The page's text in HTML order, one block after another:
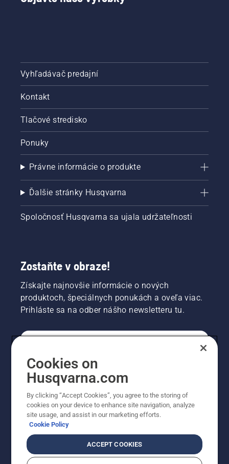
Vyhľadávač predajní
Kontakt
Tlačové stredisko
Ponuky
Právne informácie o produkte
Ďalšie stránky Husqvarna
Spoločnosť Husqvarna sa ujala udržateľnosti
Zostaňte v obraze!
Získajte najnovšie informácie o nových
produktoch, špeciálnych ponukách a oveľa viac.
Prihláste sa na odber nášho newsletteru tu.
PROFESIONÁLNE
Cookies on
Husqvarna.com
By clicking “Accept Cookies”, you agree to the storing of
cookies on your device to enhance site navigation, analyze
site usage, and assist in our marketing efforts.
Cookie Policy
ACCEPT COOKIES